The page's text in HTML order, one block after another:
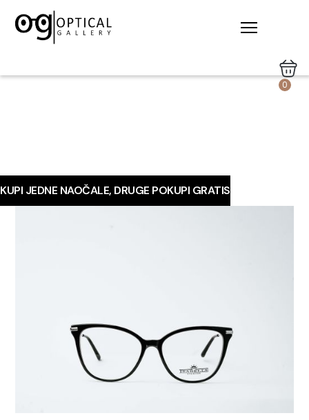
0
KUPI JEDNE NAOČALE, DRUGE POKUPI GRATIS